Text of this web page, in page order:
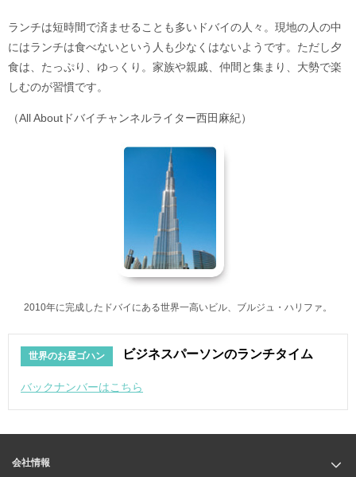
ランチは短時間で済ませることも多いドバイの人々。現地の人の中
にはランチは食べないという人も少なくはないようです。ただし夕
食は、たっぷり、ゆっくり。家族や親戚、仲間と集まり、大勢で楽
しむのが習慣です。
（All Aboutドバイチャンネルライター西田麻紀）
2010年に完成したドバイにある世界一高いビル、ブルジュ・ハリファ。
世界のお昼ゴハン ビジネスパーソンのランチタイム
バックナンバーはこちら
会社情報